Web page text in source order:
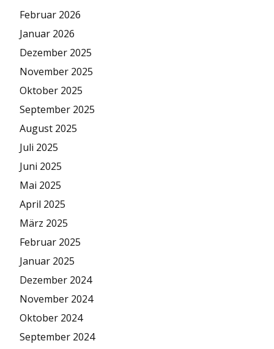
Februar 2026
Januar 2026
Dezember 2025
November 2025
Oktober 2025
September 2025
August 2025
Juli 2025
Juni 2025
Mai 2025
April 2025
März 2025
Februar 2025
Januar 2025
Dezember 2024
November 2024
Oktober 2024
September 2024